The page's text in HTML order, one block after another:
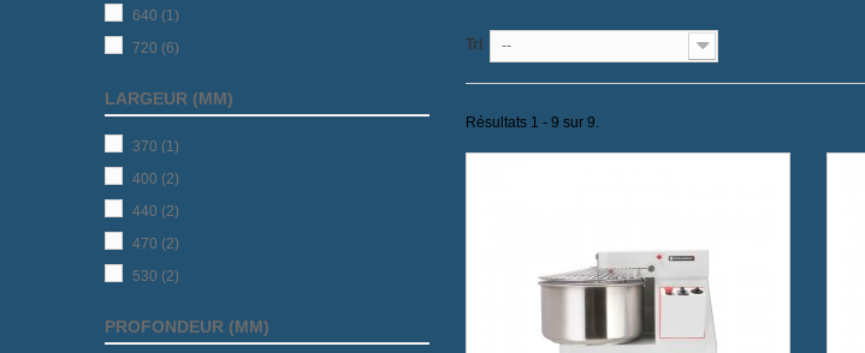
640 (1)
720 (6)
LARGEUR (MM)
370 (1)
400 (2)
440 (2)
470 (2)
530 (2)
PROFONDEUR (MM)
Tri --
Résultats 1 - 9 sur 9.